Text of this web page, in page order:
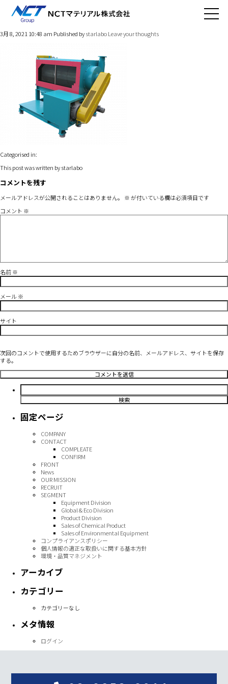
cap04-iin
3月 8, 2021 10:48 am Published bystarlaboLeave your thoughts
Categorised in:
This post was written by starlabo
コメントを残す
メールアドレスが公開されることはありません。 ※が付いている欄は必須項目です
コメント ※
名前※
メール※
サイト
次回のコメントで使用するためブラウザーに自分の名前、メールアドレス、サイトを保存
する。
検
索:
固定ページ
COMPANY
CONTACT
COMPLEATE
CONFIRM
FRONT
News
OUR MISSION
RECRUIT
SEGMENT
Equipment Division
Global & Eco Division
Product Division
Sales of Chemical Product
Sales of Environmental Equipment
コンプライアンスポリシー
個人情報の適正な取扱いに関する基本方針
環境・品質マネジメント
アーカイブ
カテゴリー
カテゴリーなし
メタ情報
ログイン